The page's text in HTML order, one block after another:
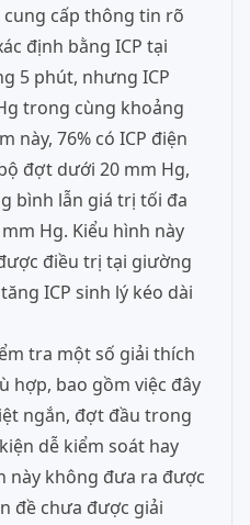
cấp thông tin rõ
định bằng ICP tại
5 phút, nhưng ICP
trong cùng khoảng
này, 76% có ICP điện
đợt dưới 20 mm Hg,
bình lẫn giá trị tối đa
Hg. Kiểu hình này
điều trị tại giường
ICP sinh lý kéo dài
tra một số giải thích
hợp, bao gồm việc đây
ngắn, đợt đầu trong
dễ kiểm soát hay
này không đưa ra được
đề chưa được giải